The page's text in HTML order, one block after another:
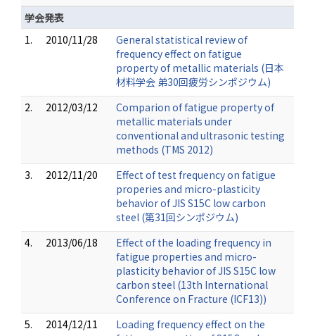
学会発表
1.
2010/11/28
General statistical review of
frequency effect on fatigue
property of metallic materials (日本
材料学会 弟30回疲労シンポジウム)
2.
2012/03/12
Comparion of fatigue property of
metallic materials under
conventional and ultrasonic testing
methods (TMS 2012)
3.
2012/11/20
Effect of test frequency on fatigue
properies and micro-plasticity
behavior of JIS S15C low carbon
steel (第31回シンポジウム)
4.
2013/06/18
Effect of the loading frequency in
fatigue properties and micro-
plasticity behavior of JIS S15C low
carbon steel (13th International
Conference on Fracture (ICF13))
5.
2014/12/11
Loading frequency effect on the